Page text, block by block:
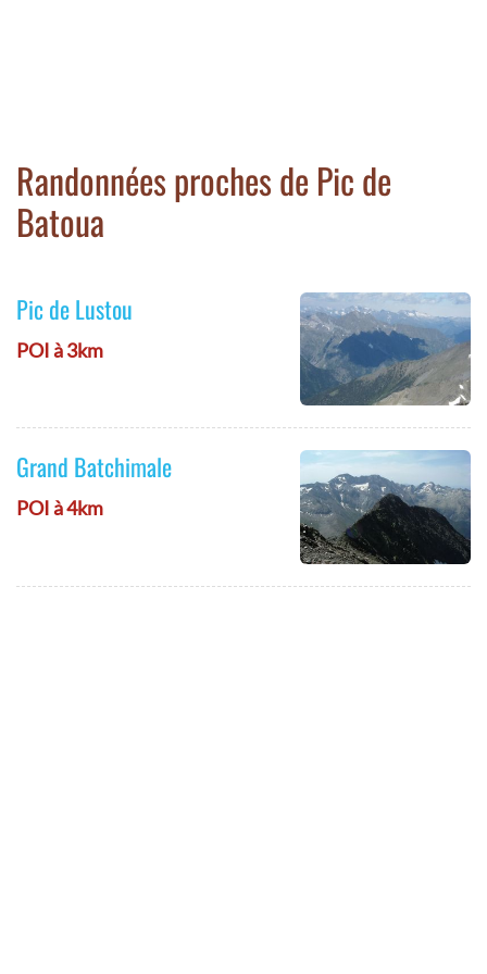
Randonnées proches de Pic de
Batoua
Pic de Lustou
POI à 3km
Grand Batchimale
POI à 4km